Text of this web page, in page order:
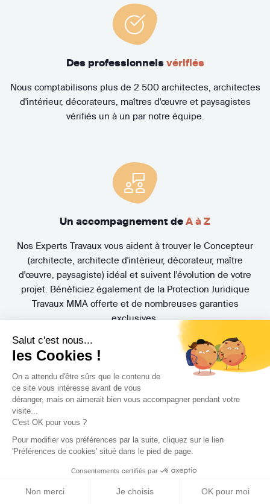
Salut c'est nous...
les Cookies !
On a attendu d'être sûrs que le contenu de
ce site vous intéresse avant de vous
déranger, mais on aimerait bien vous accompagner pendant votre
visite...
C'est OK pour vous ?
Pour modifier vos préférences par la suite, cliquez sur le lien
'Préférences de cookies' situé dans le pied de page.
Consentements certifiés par
Non merci Je choisis OK pour moi
Des professionnels vérifiés
Nous comptabilisons plus de 2 500 architectes, architectes
d'intérieur, décorateurs, maîtres d'œuvre et paysagistes
vérifiés un à un par notre équipe.
Un accompagnement de A à Z
Nos Experts Travaux vous aident à trouver le Concepteur
(architecte, architecte d'intérieur, décorateur, maître
d'œuvre, paysagiste) idéal et suivent l'évolution de votre
projet. Bénéficiez également de la Protection Juridique
Travaux MMA offerte et de nombreuses garanties
exclusives.
3 rendez-vous
Pas de mauvaise surprise. Rencontrez gratuitement et sans
jours leur proposition d'accompagnement.